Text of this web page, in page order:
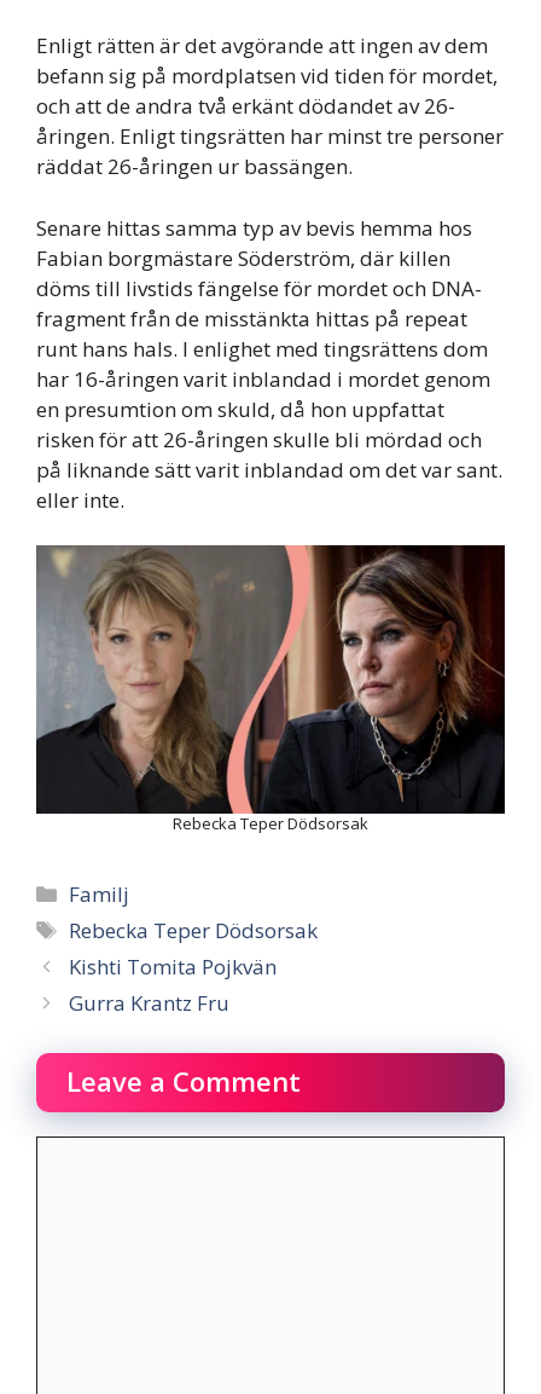
Enligt rätten är det avgörande att ingen av dem
befann sig på mordplatsen vid tiden för mordet,
och att de andra två erkänt dödandet av 26-
åringen. Enligt tingsrätten har minst tre personer
räddat 26-åringen ur bassängen.
Senare hittas samma typ av bevis hemma hos
Fabian borgmästare Söderström, där killen
döms till livstids fängelse för mordet och DNA-
fragment från de misstänkta hittas på repeat
runt hans hals. I enlighet med tingsrättens dom
har 16-åringen varit inblandad i mordet genom
en presumtion om skuld, då hon uppfattat
risken för att 26-åringen skulle bli mördad och
på liknande sätt varit inblandad om det var sant.
eller inte.
Rebecka Teper Dödsorsak
Categories
Familj
Tags
Rebecka Teper Dödsorsak
Kishti Tomita Pojkvän
Gurra Krantz Fru
Leave a Comment